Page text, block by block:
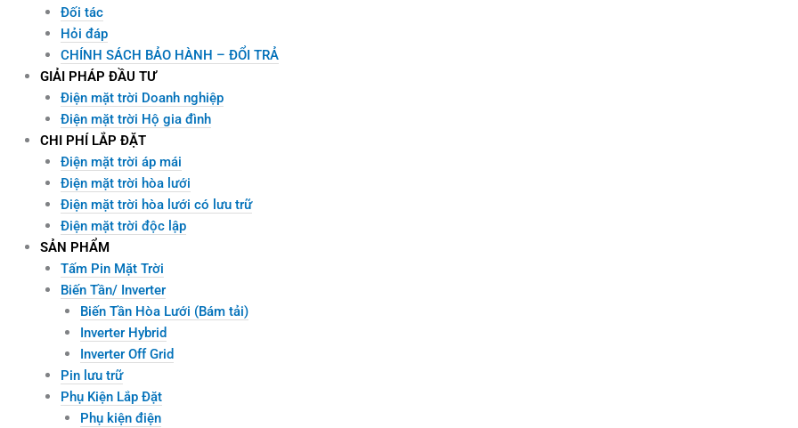
Đối tác
Hỏi đáp
CHÍNH SÁCH BẢO HÀNH – ĐỔI TRẢ
GIẢI PHÁP ĐẦU TƯ
Điện mặt trời Doanh nghiệp
Điện mặt trời Hộ gia đình
CHI PHÍ LẮP ĐẶT
Điện mặt trời áp mái
Điện mặt trời hòa lưới
Điện mặt trời hòa lưới có lưu trữ
Điện mặt trời độc lập
SẢN PHẨM
Tấm Pin Mặt Trời
Biến Tần/ Inverter
Biến Tần Hòa Lưới (Bám tải)
Inverter Hybrid
Inverter Off Grid
Pin lưu trữ
Phụ Kiện Lắp Đặt
Phụ kiện điện